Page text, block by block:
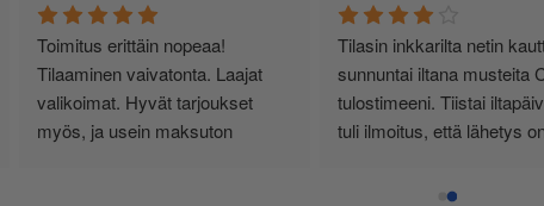
Asiallisen tuntuinen kauppa, ei
turhia härpäkkeitä, vaan sitä
mitä nimi lupaa! Täältä haen
jatkossa. Ps. Hinnat kohillaan.
Minulla yksityishenkilönä
tulostimen käyttö on vähäistä.
Yksi kasetti riittää noin
Vähän kauhulla ajattelen
edelleen oikean ja tulostimeeni